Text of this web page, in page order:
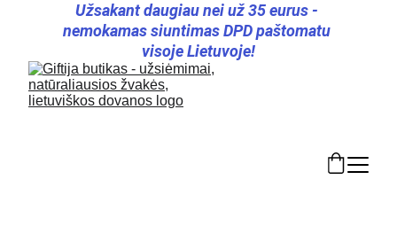
Užsakant daugiau nei už 35 eurus -
nemokamas siuntimas DPD paštomatu
visoje Lietuvoje!